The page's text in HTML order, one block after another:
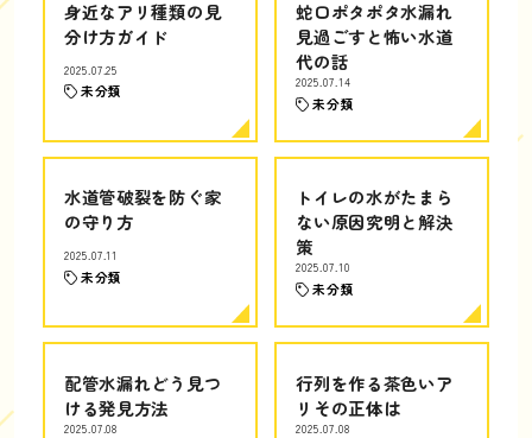
身近なアリ種類の見
分け方ガイド
2025.07.25
未分類
蛇口ポタポタ水漏れ
見過ごすと怖い水道
代の話
2025.07.14
未分類
水道管破裂を防ぐ家
の守り方
2025.07.11
未分類
トイレの水がたまら
ない原因究明と解決
策
2025.07.10
未分類
配管水漏れどう見つ
ける発見方法
2025.07.08
行列を作る茶色いア
リその正体は
2025.07.08